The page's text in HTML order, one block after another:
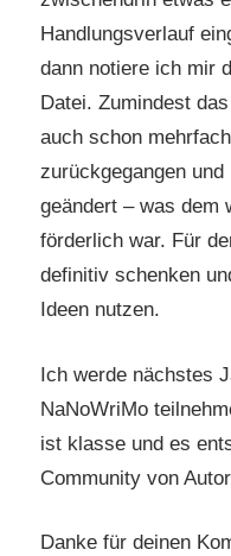
Handlungsverlauf
dann notiere ich mir
Datei. Zumindest
auch schon
zurückgegangen
geändert – was dem
förderlich war. Für
definitiv schenken
Ideen nutzen.
Ich werde nächstes
NaNoWriMo
ist klasse und es
Community von
Danke für deinen